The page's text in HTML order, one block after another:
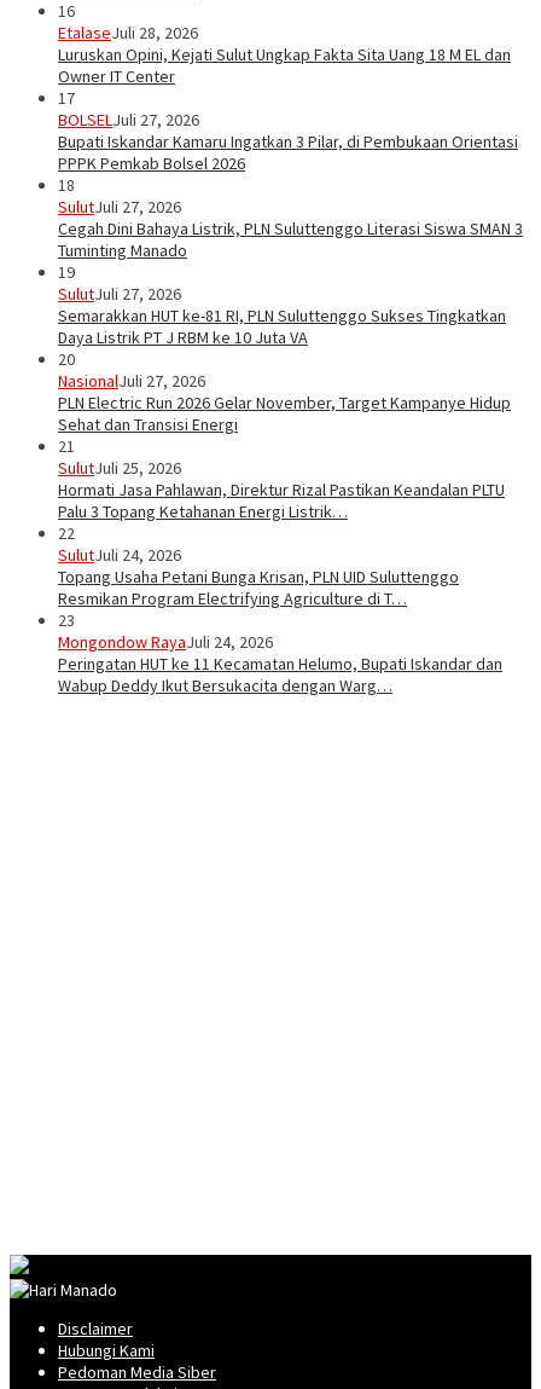
16
EtalaseJuli 28, 2026
Luruskan Opini, Kejati Sulut Ungkap Fakta Sita Uang 18 M EL dan
Owner IT Center
17
BOLSELJuli 27, 2026
Bupati Iskandar Kamaru Ingatkan 3 Pilar, di Pembukaan Orientasi
PPPK Pemkab Bolsel 2026
18
SulutJuli 27, 2026
Cegah Dini Bahaya Listrik, PLN Suluttenggo Literasi Siswa SMAN 3
Tuminting Manado
19
SulutJuli 27, 2026
Semarakkan HUT ke-81 RI, PLN Suluttenggo Sukses Tingkatkan
Daya Listrik PT J RBM ke 10 Juta VA
20
NasionalJuli 27, 2026
PLN Electric Run 2026 Gelar November, Target Kampanye Hidup
Sehat dan Transisi Energi
21
SulutJuli 25, 2026
Hormati Jasa Pahlawan, Direktur Rizal Pastikan Keandalan PLTU
Palu 3 Topang Ketahanan Energi Listrik…
22
SulutJuli 24, 2026
Topang Usaha Petani Bunga Krisan, PLN UID Suluttenggo
Resmikan Program Electrifying Agriculture di T…
23
Mongondow RayaJuli 24, 2026
Peringatan HUT ke 11 Kecamatan Helumo, Bupati Iskandar dan
Wabup Deddy Ikut Bersukacita dengan Warg…
Disclaimer
Hubungi Kami
Pedoman Media Siber